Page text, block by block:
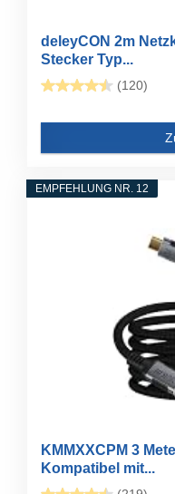
deleyCON 2m
Stecker Typ...
(120)
EMPFEHLUNG NR. 12
KMMXXCPM 3
Kompatibel mit...